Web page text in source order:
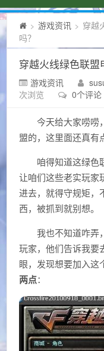
> 游戏资讯 > 穿越
吗？
穿越火线绿色联盟
游戏资讯
次浏览
0个评论
今天给大家唠唠
盟的，这里面还真有
咱得知道这绿色
让咱们这些老实玩家
进去，就得守规矩，
西，被抓到就别想。
我也不知道咋弄
玩家，他们告诉我要
眼，发现想要加入这
两点：